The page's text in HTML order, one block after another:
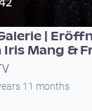
|
Iris Mang &
11 months